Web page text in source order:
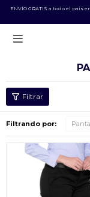
ENVÍO GRATIS a todo el país

Filtrando por: